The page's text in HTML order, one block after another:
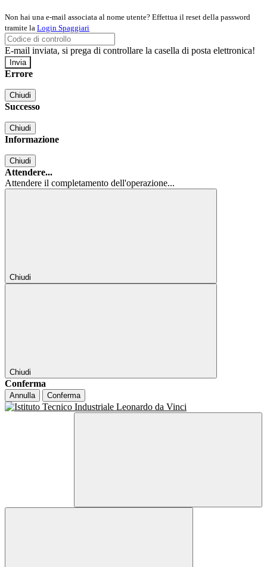
Non hai una e-mail associata al nome utente? Effettua il reset della password
tramite la Login Spaggiari
E-mail inviata, si prega di controllare la casella di posta elettronica!
Errore
Chiudi
Successo
Chiudi
Informazione
Chiudi
Attendere...
Attendere il completamento dell'operazione...
Chiudi
Chiudi
Conferma
Annulla Conferma